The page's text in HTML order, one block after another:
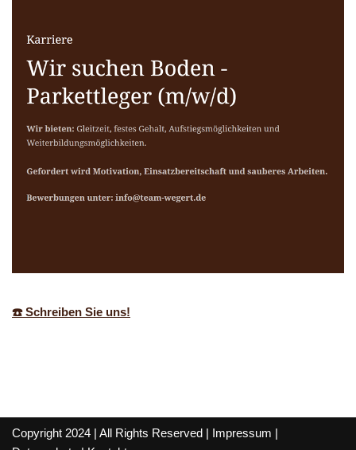
☎️ Schreiben Sie uns!
Copyright 2024 | All Rights Reserved | Impressum |